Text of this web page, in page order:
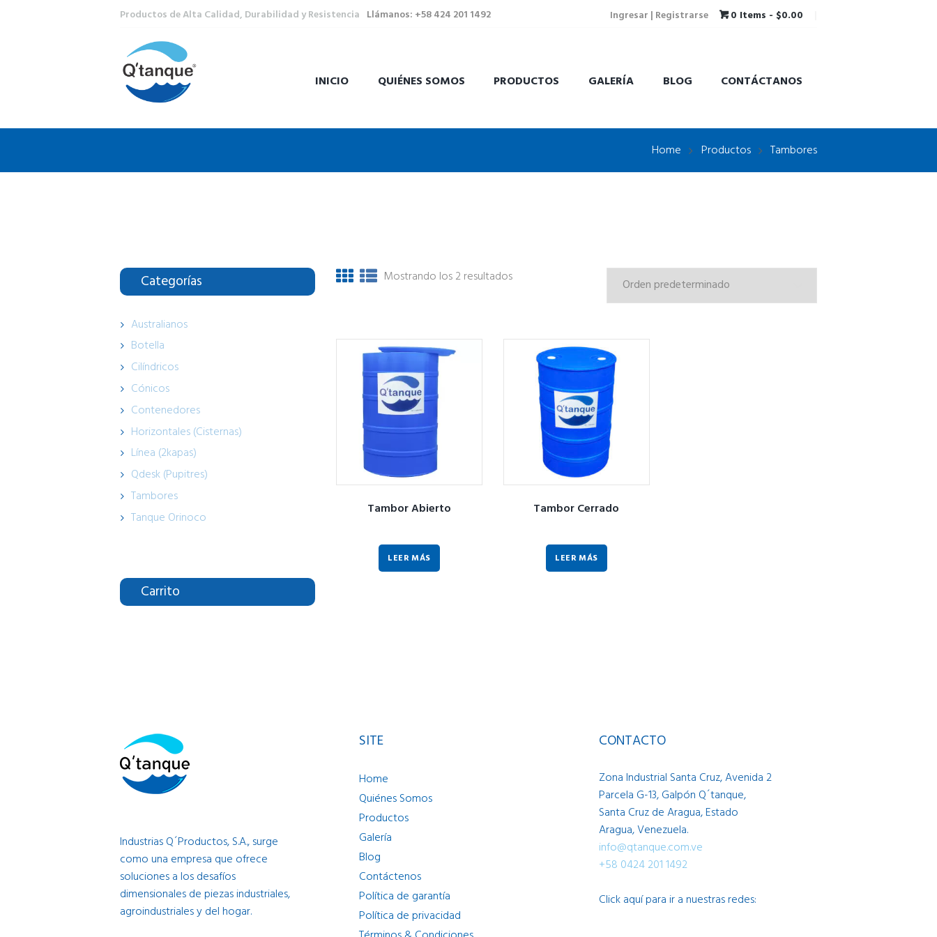
Productos de Alta Calidad, Durabilidad y Resistencia Llámanos: +58 424 201 1492 Ingresar | Registrarse 0 Items - $0.00
INICIO QUIÉNES SOMOS PRODUCTOS GALERÍA BLOG CONTÁCTANOS
Home Productos Tambores
Mostrando los 2 resultados
Tambor Abierto
LEER MÁS
Tambor Cerrado
LEER MÁS
Categorías
Australianos
Botella
Cilíndricos
Cónicos
Contenedores
Horizontales (Cisternas)
Línea (2kapas)
Qdesk (Pupitres)
Tambores
Tanque Orinoco
Carrito
Industrias Q´Productos, S.A., surge
como una empresa que ofrece
soluciones a los desafíos
dimensionales de piezas industriales,
agroindustriales y del hogar.
SITE
Home
Quiénes Somos
Productos
Galería
Blog
Contáctenos
Política de garantía
Política de privacidad
CONTACTO
Zona Industrial Santa Cruz, Avenida 2
Parcela G-13, Galpón Q´tanque,
Santa Cruz de Aragua, Estado
Aragua, Venezuela.
info@qtanque.com.ve
+58 0424 201 1492
Click aquí para ir a nuestras redes: